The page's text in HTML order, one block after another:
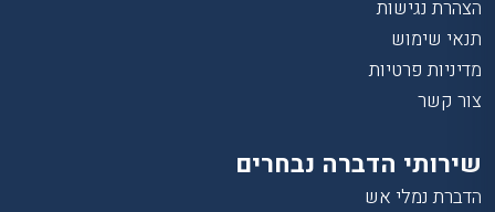
הצהרת נגישות
תנאי שימוש
מדיניות פרטיות
צור קשר
שירותי הדברה נבחרים
הדברת נמלי אש